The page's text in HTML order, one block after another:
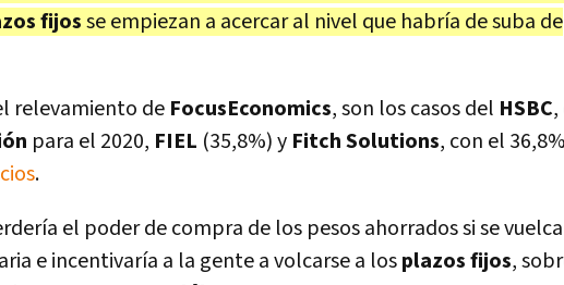
fijosse empiezan a acercar al nivel que habría de suba de
relevamiento de FocusEconomics, son los casos del HSBC,
para el 2020, FIEL (35,8%) y Fitch Solutions, con el 36,8%
.
el poder de compra de los pesos ahorrados si se
e incentivaría a la gente a volcarse a losplazos fijos,